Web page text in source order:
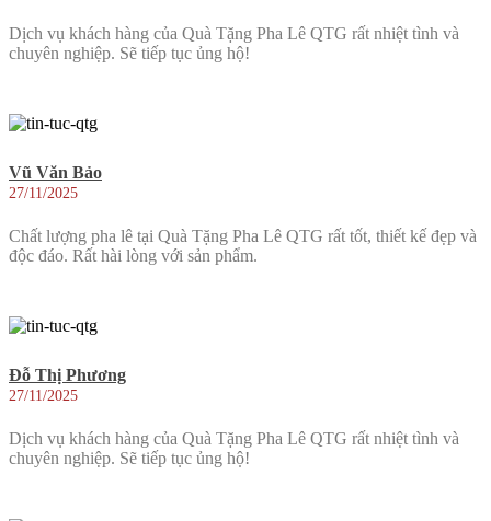
Dịch vụ khách hàng của Quà Tặng Pha Lê QTG rất nhiệt tình và
chuyên nghiệp. Sẽ tiếp tục ủng hộ!
Vũ Văn Bảo
27/11/2025
Chất lượng pha lê tại Quà Tặng Pha Lê QTG rất tốt, thiết kế đẹp và
độc đáo. Rất hài lòng với sản phẩm.
Đỗ Thị Phương
27/11/2025
Dịch vụ khách hàng của Quà Tặng Pha Lê QTG rất nhiệt tình và
chuyên nghiệp. Sẽ tiếp tục ủng hộ!